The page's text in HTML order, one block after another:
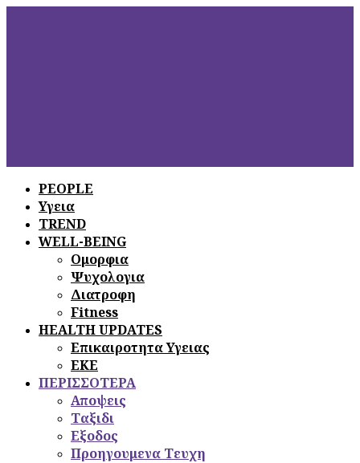
PEOPLE
Υγεια
TREND
WELL-BEING
Ομορφια
Ψυχολογια
Διατροφη
Fitness
HEALTH UPDATES
Επικαιροτητα Υγειας
ΕΚΕ
ΠΕΡΙΣΣΟΤΕΡΑ
Αποψεις
Ταξιδι
Εξοδος
Προηγουμενα Τευχη